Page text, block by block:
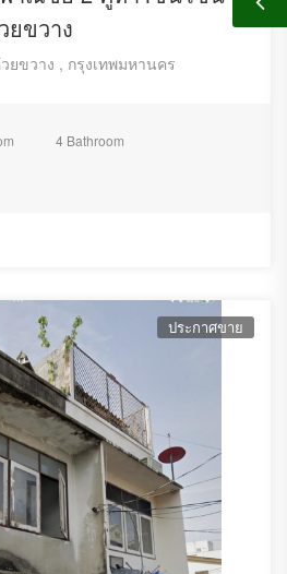
ยขวาง
ยขวาง , กรุงเทพมหานคร
4 Bathroom
ประกาศขาย